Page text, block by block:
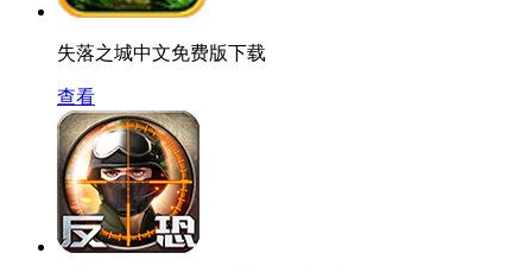
失落之城中文免费版下载
查看